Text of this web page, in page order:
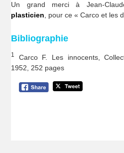
Un grand merci à Jean-
plasticien, pour ce « Carco et les
Bibliographie
1
Carco F. Les innocents,
1952, 252 pages